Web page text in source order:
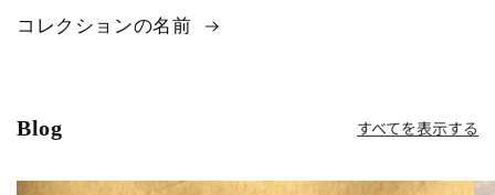
コレクションの名前
Blog すべてを表示する